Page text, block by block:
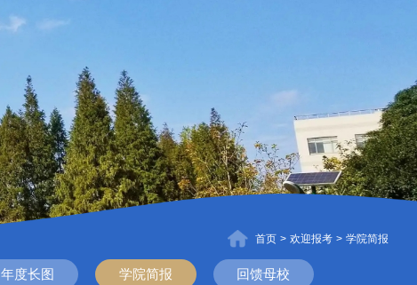
首页 > 欢迎报考 > 学院简报
年度长图 学院简报 回馈母校